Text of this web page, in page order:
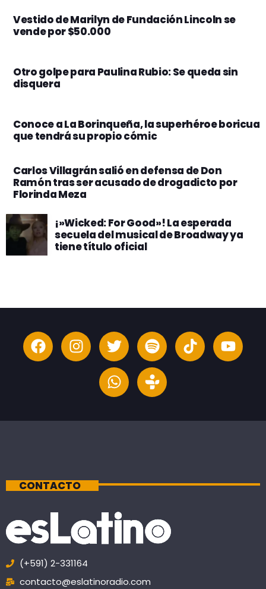
Vestido de Marilyn de Fundación Lincoln se
vende por $50.000
Otro golpe para Paulina Rubio: Se queda sin
disquera
Conoce a La Borinqueña, la superhéroe boricua
que tendrá su propio cómic
Carlos Villagrán salió en defensa de Don
Ramón tras ser acusado de drogadicto por
Florinda Meza
¡»Wicked: For Good»! La esperada
secuela del musical de Broadway ya
tiene título oficial
CONTACTO
(+591) 2-331164
contacto@eslatinoradio.com